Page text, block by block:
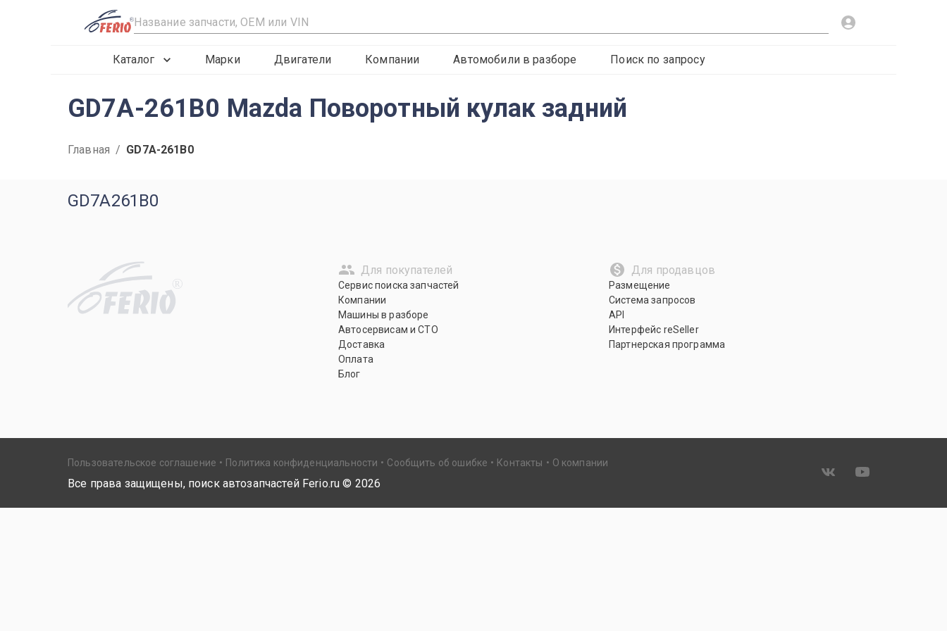
R
Каталог Марки Двигатели Компании Автомобили в разборе Поиск по запросу
GD7A-261B0 Mazda Поворотный кулак задний
Главная / GD7A-261B0
GD7A261B0
R
Для покупателей
Сервис поиска запчастей
Компании
Машины в разборе
Автосервисам и СТО
Доставка
Оплата
Блог
Для продавцов
Размещение
Система запросов
API
Интерфейс reSeller
Партнерская программа
Пользовательское соглашение Политика конфиденциальности Сообщить об ошибке Контакты О компании
Все права защищены, поиск автозапчастей Ferio.ru © 2026